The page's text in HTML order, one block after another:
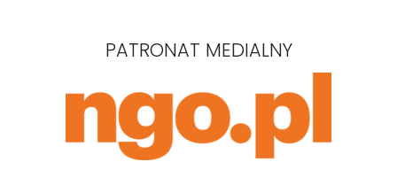
PATRONAT MEDIALNY